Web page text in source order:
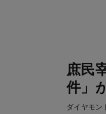
庶民
件」
ダイヤモ